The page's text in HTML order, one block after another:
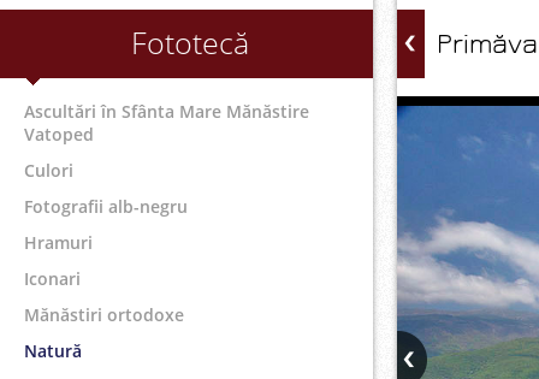
Fototecă
Ascultări în Sfânta Mare Mănăstire
Vatoped
Culori
Fotografii alb-negru
Hramuri
Iconari
Mănăstiri ortodoxe
Natură